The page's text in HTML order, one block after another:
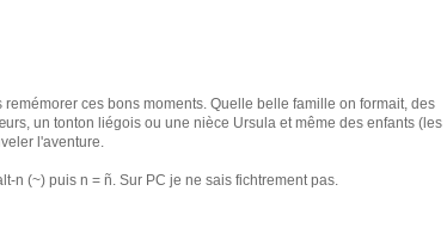
ces bons moments. Quelle belle famille on formait, des
un tonton liégois ou une nièce Ursula et même des enfants (les
l'aventure.
n (~) puis n = ñ. Sur PC je ne sais fichtrement pas.